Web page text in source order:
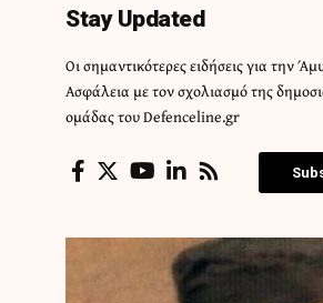
Stay Updated
Οι σημαντικότερες ειδήσεις για την
Ασφάλεια με τον σχολιασμό της
ομάδας του Defenceline.gr